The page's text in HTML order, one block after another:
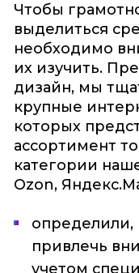
Чтобы
выделиться
необходимо
их изучить.
дизайн, мы
крупные
которых
ассортимент
категории
Ozon,
привлечь
учетом